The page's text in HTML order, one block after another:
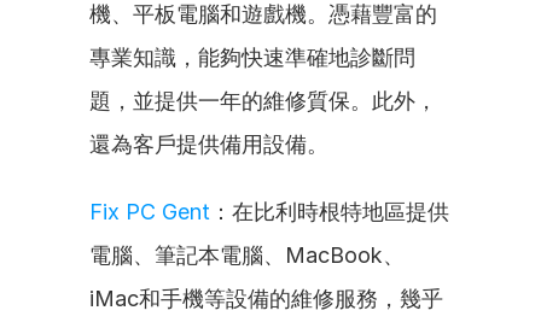
機、平板電腦和遊戲機。憑藉豐富的
專業知識，能夠快速準確地診斷問
題，並提供一年的維修質保。此外，
還為客戶提供備用設備。
Fix PC Gent ：在比利時根特地區提供
電腦、筆記本電腦、MacBook、
iMac和手機等設備的維修服務，幾乎